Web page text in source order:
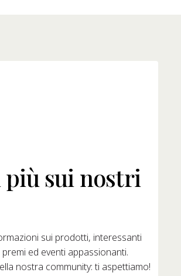
più sui nostri
sui prodotti, interessanti
ed eventi appassionanti.
nostra community: ti aspettiamo!